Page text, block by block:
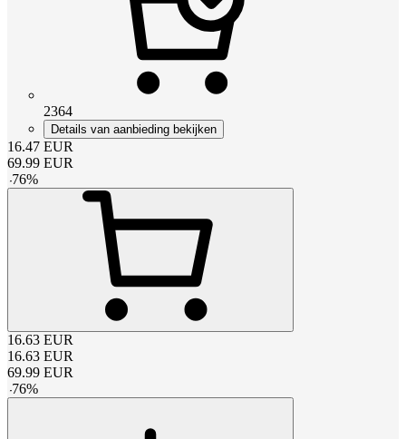
2364
Details van aanbieding bekijken
16.47 EUR
69.99 EUR
-76%
16.63 EUR
16.63 EUR
69.99 EUR
-76%